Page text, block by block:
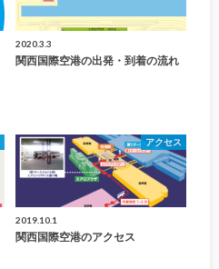
2020.3.3
関西国際空港の出発・到着の流れ
アクセス
2019.10.1
関西国際空港のアクセス